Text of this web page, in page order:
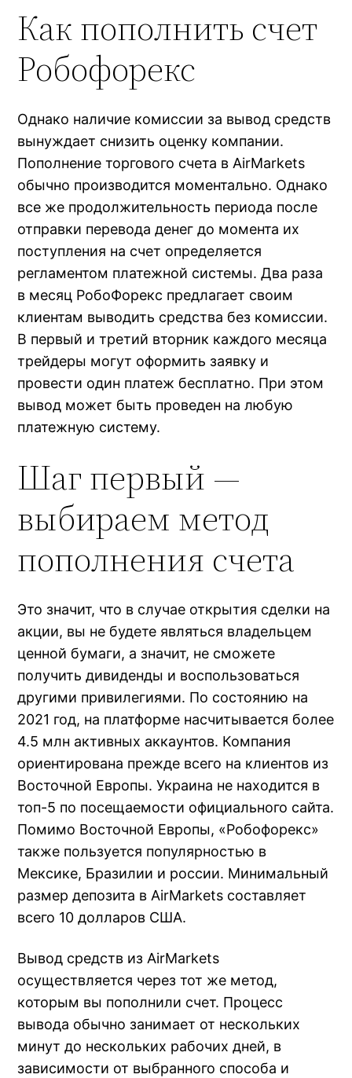
Как пополнить счет
Робофорекс
Однако наличие комиссии за вывод средств
вынуждает снизить оценку компании.
Пополнение торгового счета в AirMarkets
обычно производится моментально. Однако
все же продолжительность периода после
отправки перевода денег до момента их
поступления на счет определяется
регламентом платежной системы. Два раза
в месяц РобоФорекс предлагает своим
клиентам выводить средства без комиссии.
В первый и третий вторник каждого месяца
трейдеры могут оформить заявку и
провести один платеж бесплатно. При этом
вывод может быть проведен на любую
платежную систему.
Шаг первый —
выбираем метод
пополнения счета
Это значит, что в случае открытия сделки на
акции, вы не будете являться владельцем
ценной бумаги, а значит, не сможете
получить дивиденды и воспользоваться
другими привилегиями. По состоянию на
2021 год, на платформе насчитывается более
4.5 млн активных аккаунтов. Компания
ориентирована прежде всего на клиентов из
Восточной Европы. Украина не находится в
топ-5 по посещаемости официального сайта.
Помимо Восточной Европы, «Робофорекс»
также пользуется популярностью в
Мексике, Бразилии и россии. Минимальный
размер депозита в AirMarkets составляет
всего 10 долларов США.
Вывод средств из AirMarkets
осуществляется через тот же метод,
которым вы пополнили счет. Процесс
вывода обычно занимает от нескольких
минут до нескольких рабочих дней, в
зависимости от выбранного способа и